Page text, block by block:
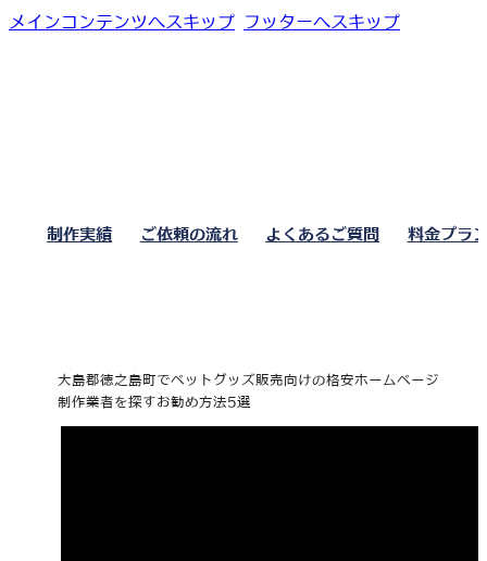
メインコンテンツへスキップ フッターへスキップ
制作実績 ご依頼の流れ よくあるご質問 料金プラ
大島郡徳之島町でペットグッズ販売向けの格安ホームページ
制作業者を探すお勧め方法5選